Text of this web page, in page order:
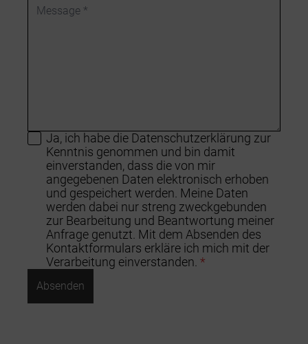
Ja, ich habe die Datenschutzerklärung zur
Kenntnis genommen und bin damit
einverstanden, dass die von mir
angegebenen Daten elektronisch erhoben
und gespeichert werden. Meine Daten
werden dabei nur streng zweckgebunden
zur Bearbeitung und Beantwortung meiner
Anfrage genutzt. Mit dem Absenden des
Kontaktformulars erkläre ich mich mit der
Verarbeitung einverstanden.*
Absenden